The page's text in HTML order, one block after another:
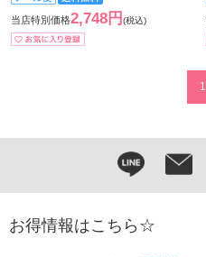
当店特別価格2,748円 (税込)
1
お得情報はこちら☆